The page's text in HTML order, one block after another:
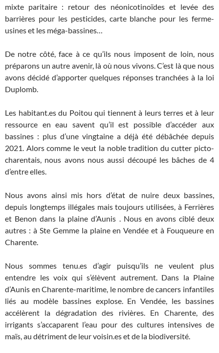
mixte paritaire : retour des néonicotinoïdes et levée des
barrières pour les pesticides, carte blanche pour les ferme-
usines et les méga-bassines…
De notre côté, face à ce qu’ils nous imposent de loin, nous
préparons un autre avenir, là où nous vivons. C’est là que nous
avons décidé d’apporter quelques réponses tranchées à la loi
Duplomb.
Les habitant.es du Poitou qui tiennent à leurs terres et à leur
ressource en eau savent qu’il est possible d’accéder aux
bassines : plus d’une vingtaine a déjà été débâchée depuis
2021. Alors comme le veut la noble tradition du cutter picto-
charentais, nous avons nous aussi découpé les bâches de 4
d’entre elles.
Nous avons ainsi mis hors d’état de nuire deux bassines,
depuis longtemps illégales mais toujours utilisées, à Ferrières
et Benon dans la plaine d’Aunis . Nous en avons ciblé deux
autres : à Ste Gemme la plaine en Vendée et à Fouqueure en
Charente.
Nous sommes tenu.es d’agir puisqu’ils ne veulent plus
entendre les voix qui s’élèvent autrement. Dans la Plaine
d’Aunis en Charente-maritime, le nombre de cancers infantiles
liés au modèle bassines explose. En Vendée, les bassines
accélèrent la dégradation des rivières. En Charente, des
irrigants s’accaparent l’eau pour des cultures intensives de
maïs, au détriment de leur voisin.es et de la biodiversité.